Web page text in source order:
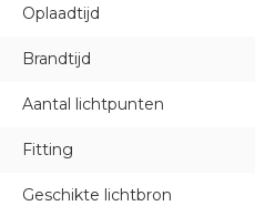
Oplaadtijd
Brandtijd
Aantal lichtpunten
Fitting
Geschikte lichtbron